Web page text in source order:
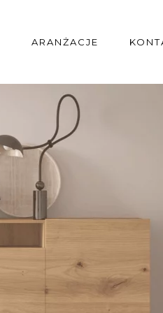
ARANŻACJE